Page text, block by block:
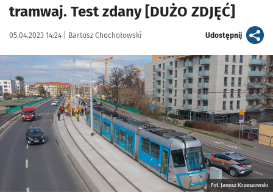
tramwaj. Test zdany [DUŻO ZDJĘĆ]
Data publikacji:
05.04.2023 14:24 | Autor:
Bartosz Chochołowski Udostępnijartykuł
Kliknij, aby zobaczyć galerię
Fot. Janusz Krzeszowski